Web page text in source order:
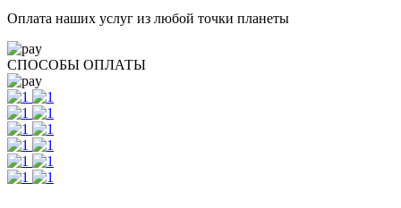
Оплата наших услуг из любой точки планеты
СПОСОБЫ ОПЛАТЫ